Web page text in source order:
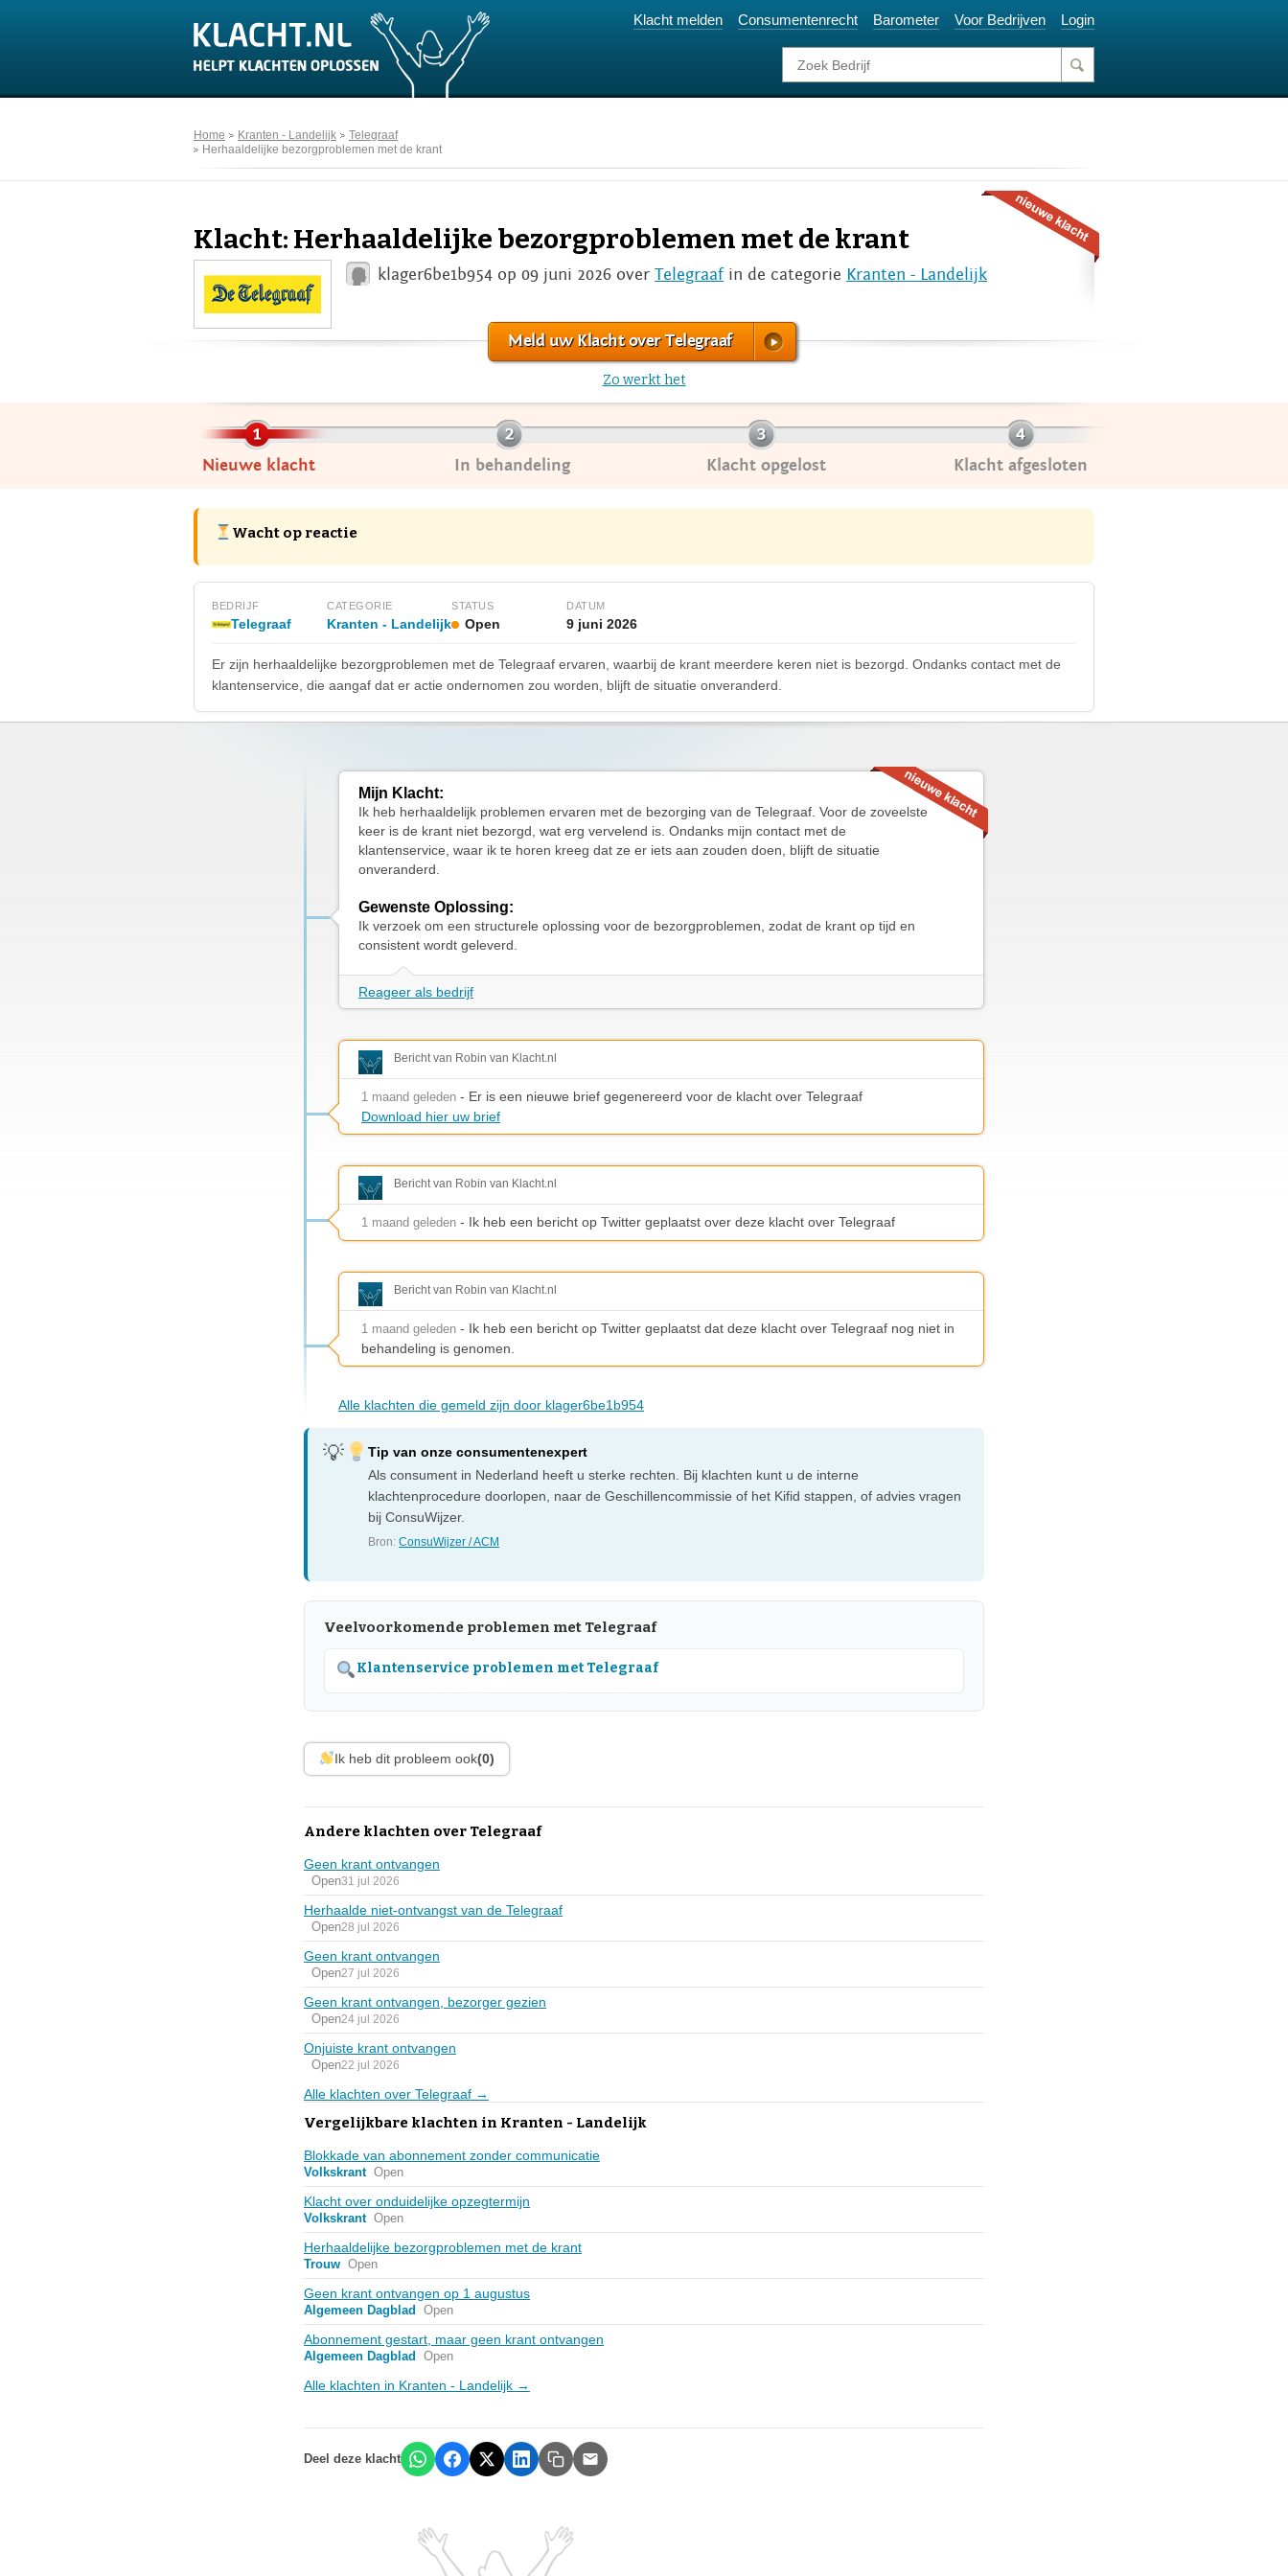
Klacht melden Consumentenrecht Barometer Voor Bedrijven Login
Home Kranten - Landelijk
Telegraaf
Herhaaldelijke bezorgproblemen met de krant
Klacht: Herhaaldelijke bezorgproblemen met de krant
klager6be1b954 op 09 juni 2026 over Telegraafin de categorie Kranten - Landelijk
Meld uw Klacht over Telegraaf
Zo werkt het
Nieuwe klacht In behandeling Klacht opgelost Klacht afgesloten
Wacht op reactie
BEDRIJF
Telegraaf
CATEGORIE
Kranten - Landelijk
STATUS
Open
DATUM
9 juni 2026
Er zijn herhaaldelijke bezorgproblemen met de Telegraaf ervaren, waarbij de krant meerdere keren niet is bezorgd. Ondanks contact met de
klantenservice, die aangaf dat er actie ondernomen zou worden, blijft de situatie onveranderd.
Mijn Klacht:
Ik heb herhaaldelijk problemen ervaren met de bezorging van de Telegraaf. Voor de zoveelste
keer is de krant niet bezorgd, wat erg vervelend is. Ondanks mijn contact met de
klantenservice, waar ik te horen kreeg dat ze er iets aan zouden doen, blijft de situatie
onveranderd.
Gewenste Oplossing:
Ik verzoek om een structurele oplossing voor de bezorgproblemen, zodat de krant op tijd en
consistent wordt geleverd.
Reageer als bedrijf
Bericht van Robin van Klacht.nl
1 maand geleden - Er is een nieuwe brief gegenereerd voor de klacht over Telegraaf
Download hier uw brief
Bericht van Robin van Klacht.nl
1 maand geleden - Ik heb een bericht op Twitter geplaatst over deze klacht over Telegraaf
Bericht van Robin van Klacht.nl
1 maand geleden - Ik heb een bericht op Twitter geplaatst dat deze klacht over Telegraaf nog niet in
behandeling is genomen.
Alle klachten die gemeld zijn door klager6be1b954
Tip van onze consumentenexpert
Als consument in Nederland heeft u sterke rechten. Bij klachten kunt u de interne
klachtenprocedure doorlopen, naar de Geschillencommissie of het Kifid stappen, of advies vragen
bij ConsuWijzer.
Bron:ConsuWijzer / ACM
Veelvoorkomende problemen met Telegraaf
Klantenservice problemen met Telegraaf
Ik heb dit probleem ook(0)
Andere klachten over Telegraaf
Geen krant ontvangen
Open31 jul 2026
Herhaalde niet-ontvangst van de Telegraaf
Open28 jul 2026
Geen krant ontvangen
Open27 jul 2026
Geen krant ontvangen, bezorger gezien
Open24 jul 2026
Onjuiste krant ontvangen
Open22 jul 2026
Alle klachten over Telegraaf →
Vergelijkbare klachten in Kranten - Landelijk
Blokkade van abonnement zonder communicatie
Volkskrant Open
Klacht over onduidelijke opzegtermijn
Volkskrant Open
Herhaaldelijke bezorgproblemen met de krant
Trouw Open
Geen krant ontvangen op 1 augustus
Algemeen Dagblad Open
Abonnement gestart, maar geen krant ontvangen
Algemeen Dagblad Open
Alle klachten in Kranten - Landelijk →
Deel deze klacht